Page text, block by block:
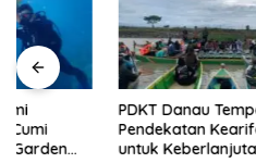
PDKT Danau Tempe :
Pendekatan Kearifan Lokal
untuk Keberlanjutan Sumber